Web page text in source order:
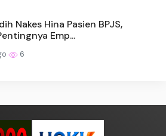
Nakes Hina Pasien BPJS,
Emp...
6